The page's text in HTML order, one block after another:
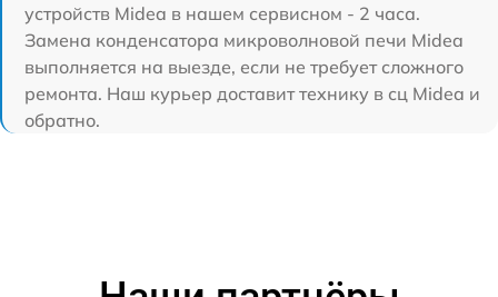
устройств Midea в нашем сервисном - 2 часа.
Замена конденсатора микроволновой печи Midea
выполняется на выезде, если не требует сложного
ремонта. Наш курьер доставит технику в сц Midea и
обратно.